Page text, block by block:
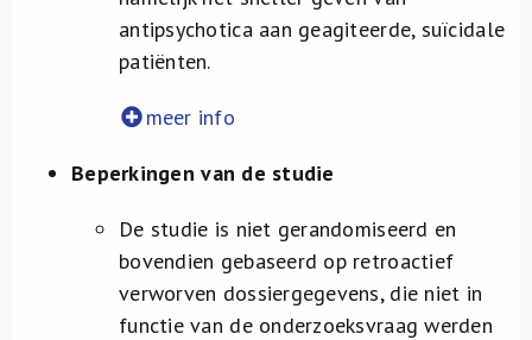
antipsychotica aan geagiteerde, suïcidale
patiënten.
meer info
Beperkingen van de studie
De studie is niet gerandomiseerd en
bovendien gebaseerd op retroactief
verworven dossiergegevens, die niet in
functie van de onderzoeksvraag werden